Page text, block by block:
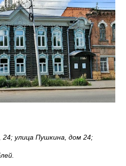
улица Пушкина, дом 24;